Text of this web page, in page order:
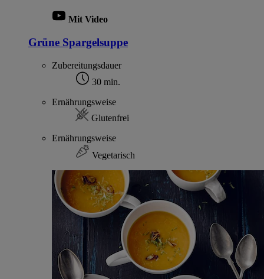
Mit Video
Grüne Spargelsuppe
Zubereitungsdauer
30 min.
Ernährungsweise
Glutenfrei
Ernährungsweise
Vegetarisch